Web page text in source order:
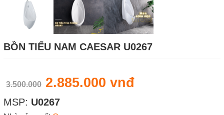
BỒN TIỂU NAM CAESAR U0267
3.500.000 2.885.000 vnđ
MSP: U0267